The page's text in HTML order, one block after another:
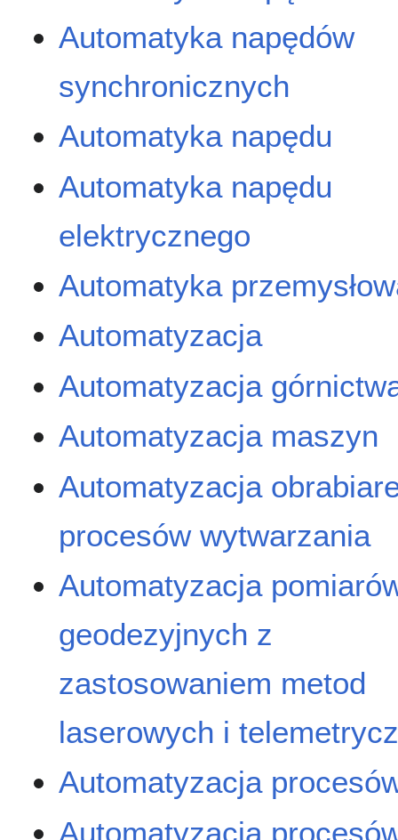
Automatyka napędów
synchronicznych
Automatyka napędu
Automatyka napędu
elektrycznego
Automatyka
Automatyzacja
Automatyzacja
Automatyzacja maszyn
Automatyzacja
procesów wytwarzania
Automatyzacja
geodezyjnych z
zastosowaniem metod
laserowych i
Automatyzacja
Automatyzacja